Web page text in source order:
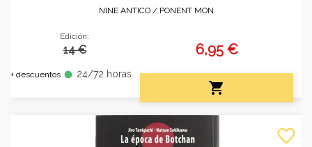
NINE ANTICO / PONENT MON
Edición:
14 €
+ descuentos fiber_manual_record 24/72 horas
6,95 €

favorite_border